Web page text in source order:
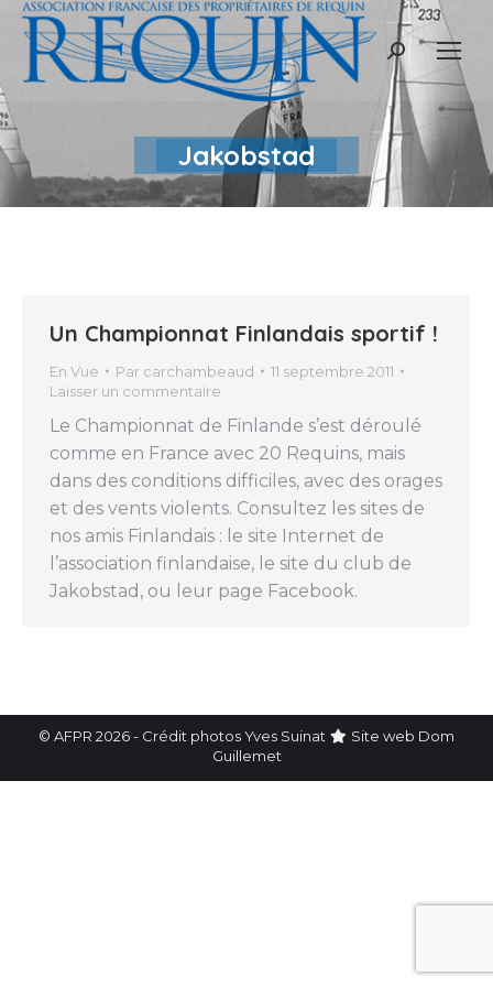
Recherche
Jakobstad
Un Championnat Finlandais sportif !
En Vue Par carchambeaud
11 septembre 2011
Laisser un commentaire
Le Championnat de Finlande s’est déroulé
comme en France avec 20 Requins, mais
dans des conditions difficiles, avec des orages
et des vents violents. Consultez les sites de
nos amis Finlandais : le site Internet de
l’association finlandaise, le site du club de
Jakobstad, ou leur page Facebook.
© AFPR 2026 - Crédit photos Yves Suinat Site web Dom
Guillemet